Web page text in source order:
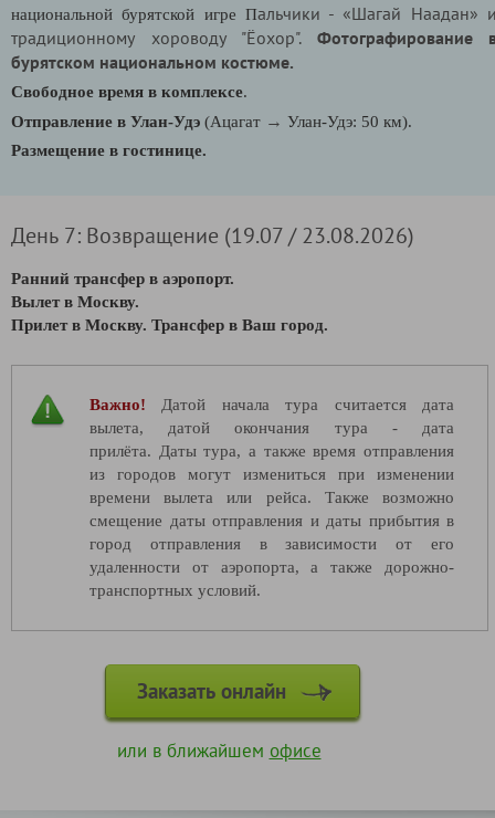
национальной бурятской игре Пальчики - «Шагай Наадан»
традиционному хороводу "Ёохор". Фотографирование
бурятском национальном костюме.
Свободное время в комплексе.
Отправление в Улан-Удэ (Ацагат → Улан-Удэ: 50 км).
Размещение в гостинице.
День 7: Возвращение (19.07 / 23.08.2026)
Ранний трансфер в аэропорт.
Вылет в Москву.
Прилет в Москву. Трансфер в Ваш город.
Важно!
Датой начала тура считается дата
вылета, датой окончания тура - дата
прилёта. Даты тура, а также время отправления
из городов могут измениться при изменении
времени вылета или рейса. Также возможно
смещение даты отправления и даты прибытия в
город отправления в зависимости от его
удаленности от аэропорта, а также дорожно-
транспортных условий.
Заказать онлайн
или в ближайшем офисе